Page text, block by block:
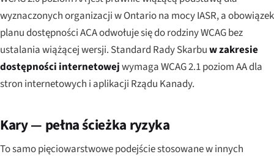
wyznaczonych organizacji w Ontario na mocy IASR, a obowiązek
planu dostępności ACA odwołuje się do rodziny WCAG bez
ustalania wiążącej wersji. Standard Rady Skarbuw zakresie
dostępności internetowejwymaga WCAG 2.1 poziom AA dla
stron internetowych i aplikacji Rządu Kanady.
Kary — pełna ścieżka ryzyka
To samo pięciowarstwowe podejście stosowane w innych